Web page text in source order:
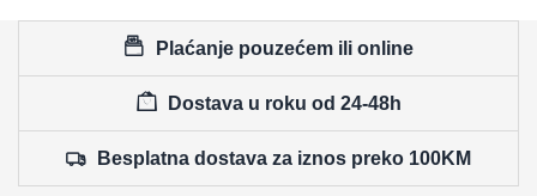
Plaćanje pouzećem ili online
Dostava u roku od 24-48h
Besplatna dostava za iznos preko 100KM